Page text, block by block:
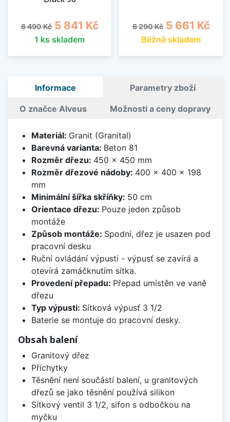
Běžná cena
6 490 Kč Cena
5 841 Kč
1 ks skladem
Běžná cena
6 290 Kč Cena
5 661 Kč
Běžně skladem
Informace Parametry zboží
O značce Alveus Možnosti a ceny dopravy
Materiál: Granit (Granital)
Barevná varianta: Beton 81
Rozměr dřezu: 450 x 450 mm
Rozměr dřezové nádoby: 400 x 400 x 198
mm
Minimální šířka skříňky: 50 cm
Orientace dřezu: Pouze jeden způsob
montáže
Způsob montáže: Spodní, dřez je usazen pod
pracovní desku
Ruční ovládání výpusti - výpusť se zavírá a
otevírá zamáčknutím sítka.
Provedení přepadu: Přepad umístěn ve vaně
dřezu
Typ výpusti: Sítková výpusť 3 1/2
Baterie se montuje do pracovní desky.
Obsah balení
Granitový dřez
Příchytky
Těsnění není součástí balení, u granitových
dřezů se jako těsnění používá silikon
Sítkový ventil 3 1/2, sifon s odbočkou na
myčku